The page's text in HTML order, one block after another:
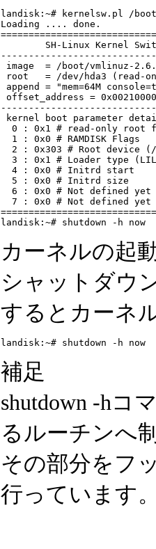
landisk:~# kernelsw.pl /
Loading .... done.
SH-Linux Kernel
image  = /boot/vmlinuz-
root   = /dev/hda3 (read-
append = "mem=64M
offset_address = 0x00210000
kernel boot parameter
0 : 0x1 # read-only root
  1 : 0x0 # RAMDISK Flags
2 : 0x303 # Root device
3 : 0x1 # Loader type
  4 : 0x0 # Initrd start
  5 : 0x0 # Initrd size
  6 : 0x0 # Not defined yet
  7 : 0x0 # Not defined yet
カーネルの起
シャットダウ
するとカーネ
補足
shutdown -hコ
るルーチンへ
その部分をフ
行っています